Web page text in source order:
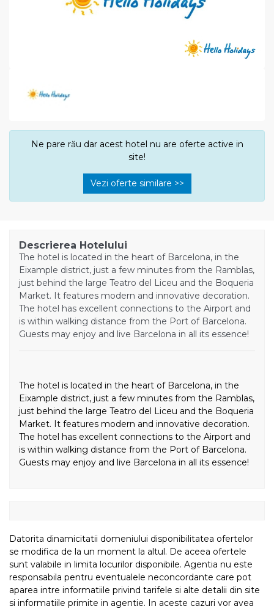
Ne pare rău dar acest hotel nu are oferte active in
site!
Vezi oferte similare >>
Descrierea Hotelului
The hotel is located in the heart of Barcelona, in the
Eixample district, just a few minutes from the Ramblas,
just behind the large Teatro del Liceu and the Boqueria
Market. It features modern and innovative decoration.
The hotel has excellent connections to the Airport and
is within walking distance from the Port of Barcelona.
Guests may enjoy and live Barcelona in all its essence!
The hotel is located in the heart of Barcelona, in the
Eixample district, just a few minutes from the Ramblas,
just behind the large Teatro del Liceu and the Boqueria
Market. It features modern and innovative decoration.
The hotel has excellent connections to the Airport and
is within walking distance from the Port of Barcelona.
Guests may enjoy and live Barcelona in all its essence!
Datorita dinamicitatii domeniului disponibilitatea ofertelor
se modifica de la un moment la altul. De aceea ofertele
sunt valabile in limita locurilor disponibile. Agentia nu este
responsabila pentru eventualele neconcordante care pot
aparea intre informatiile privind tarifele si alte detalii din site
si informatiile primite in agentie. In aceste cazuri vor avea